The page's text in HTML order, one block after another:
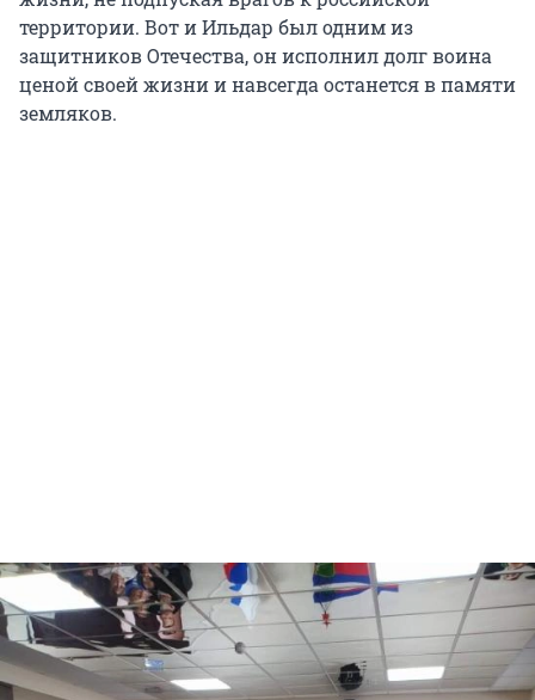
территории. Вот и Ильдар был одним из
защитников Отечества, он исполнил долг воина
ценой своей жизни и навсегда останется в памяти
земляков.